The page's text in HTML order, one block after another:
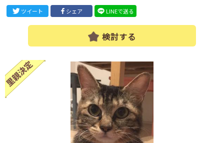
ツイート シェア LINEで送る
検討する